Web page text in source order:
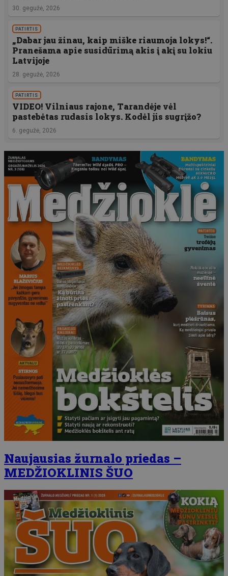
30. gegužė, 2026
PATIRTIS
„Dabar jau žinau, kaip miške riaumoja lokys!“.
Pranešama apie susidūrimą akis į akį su lokiu
Latvijoje
28. gegužė, 2026
PATIRTIS
VIDEO! Vilniaus rajone, Tarandėje vėl
pastebėtas rudasis lokys. Kodėl jis sugrįžo?
6. gegužė, 2026
Naujausias žurnalo priedas –
MEDŽIOKLINIS ŠUO